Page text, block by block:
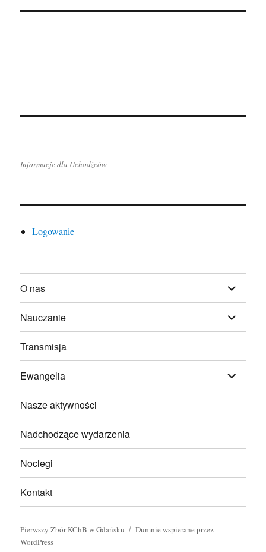
Informacje dla Uchodźców
Logowanie
O nas rozwiń
menu
potomne
Nauczanie
rozwiń
menu
potomne
Transmisja
Ewangelia rozwiń
menu
potomne
Nasze aktywności
Nadchodzące wydarzenia
Noclegi
Kontakt
Pierwszy Zbór KChB w Gdańsku
Dumnie wspierane przez
WordPress